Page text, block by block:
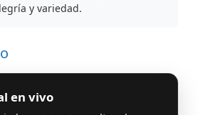
y variedad.
en vivo